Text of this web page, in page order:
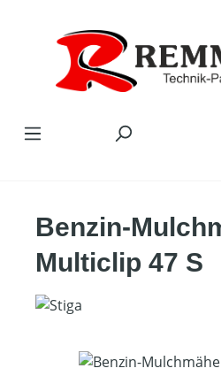
Benzin-
Multiclip 47 S
Bildergalerie überspringen